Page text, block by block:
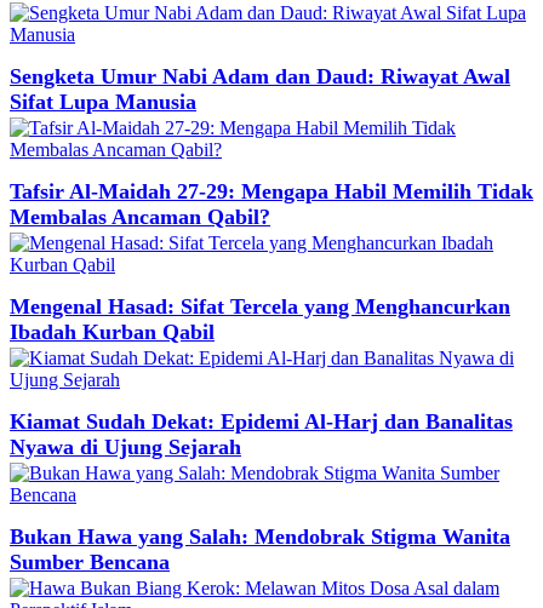
Sengketa Umur Nabi Adam dan Daud: Riwayat Awal
Sifat Lupa Manusia
Tafsir Al-Maidah 27-29: Mengapa Habil Memilih Tidak
Membalas Ancaman Qabil?
Mengenal Hasad: Sifat Tercela yang Menghancurkan
Ibadah Kurban Qabil
Kiamat Sudah Dekat: Epidemi Al-Harj dan Banalitas
Nyawa di Ujung Sejarah
Bukan Hawa yang Salah: Mendobrak Stigma Wanita
Sumber Bencana